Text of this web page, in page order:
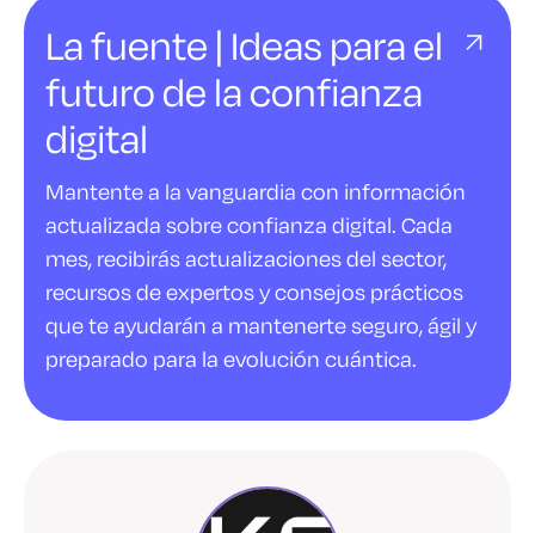
La fuente | Ideas para el
futuro de la confianza
digital
Mantente a la vanguardia con información
actualizada sobre confianza digital. Cada
mes, recibirás actualizaciones del sector,
recursos de expertos y consejos prácticos
que te ayudarán a mantenerte seguro, ágil y
preparado para la evolución cuántica.